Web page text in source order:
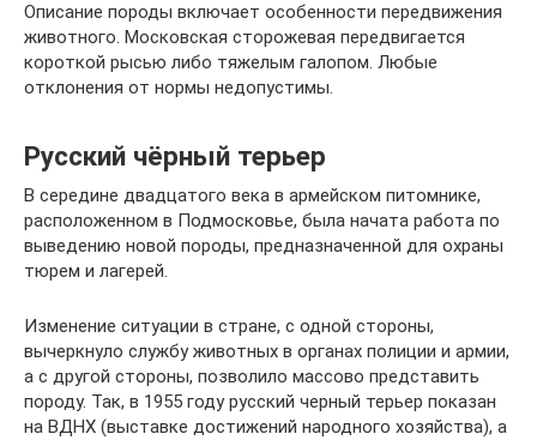
Описание породы включает особенности передвижения
животного. Московская сторожевая передвигается
короткой рысью либо тяжелым галопом. Любые
отклонения от нормы недопустимы.
Русский чёрный терьер
В середине двадцатого века в армейском питомнике,
расположенном в Подмосковье, была начата работа по
выведению новой породы, предназначенной для охраны
тюрем и лагерей.
Изменение ситуации в стране, с одной стороны,
вычеркнуло службу животных в органах полиции и армии,
а с другой стороны, позволило массово представить
породу. Так, в 1955 году русский черный терьер показан
на ВДНХ (выставке достижений народного хозяйства), а